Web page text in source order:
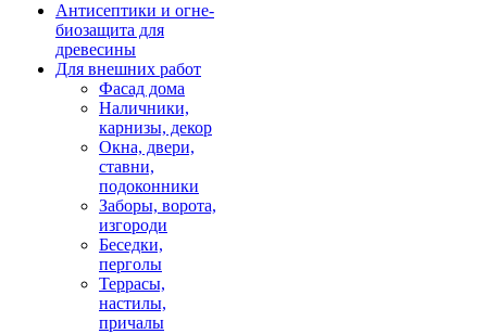
Антисептики и огне-
биозащита для
древесины
Для внешних работ
Фасад дома
Наличники,
карнизы, декор
Окна, двери,
ставни,
подоконники
Заборы, ворота,
изгороди
Беседки,
перголы
Террасы,
настилы,
причалы